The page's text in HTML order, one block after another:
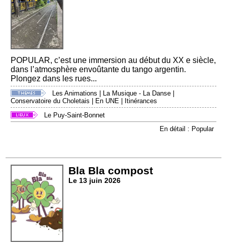
POPULAR, c’est une immersion au début du XX e siècle,
dans l’atmosphère envoûtante du tango argentin.
Plongez dans les rues...
Les Animations La Musique - La Danse
Conservatoire du Choletais
En UNE
Itinérances
Le Puy-Saint-Bonnet
En détail : Popular
Bla Bla compost
Le 13 juin 2026